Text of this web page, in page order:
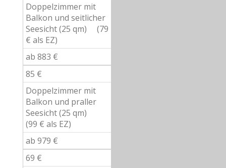
Doppelzimmer mit
Balkon und seitlicher
Seesicht (25 qm) (79
€ als EZ)
ab 883 €
85 €
Doppelzimmer mit
Balkon und praller
Seesicht (25 qm)
(99 € als EZ)
ab 979 €
69 €